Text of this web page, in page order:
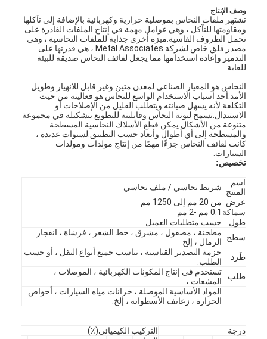
وصف الإنتاج
تشتهر ملفات النحاس بموصلية حرارية وكهربائية بالإضافة إلى تآكلها
ومقاومتها للتآكل ، وهي عوامل مهمة في إنتاج الملفات القادرة على
تحمل الظروف القاسية.ميزة أخرى جذابة للملفات النحاسية ، وهي
مصدر قلق خاص لشركة Metal Associates ، هي قدرتها على
التدمير وإعادة استخدامها مما يجعل لفائف النحاس صديقة للبيئة
للغاية.
النحاس هو المعيار الصناعي لمعدن متين وغير قابل للانهيار وطويل
الأمد.أحد أسباب الاستخدام الواسع للنحاس هو فعاليته من حيث
التكلفة لأنه يسهل صيانته ويتطلب القليل من الإصلاحات أو
الاستبدال.تسمح ليونة النحاس وقابليته للتطويع بتشكيله في مجموعة
متنوعة من الأشكال.يمكن قطع الأسلاك النحاسية المسطحة
والمسطحة إلى أي أطوال وأبعاد حسب التطبيق.لسنوات عديدة ،
كانت لفائف النحاس جزءًا مهمًا من إنتاج مولدات ومولدات
السيارات.
تخصيص:
اسم
المنتج شريط نحاسي / ملف نحاسي
عرض من 20 مم إلى 1250 مم
سماكة 0.1 مم -2 مم
طول
حسب متطلبات العميل
سطح
مطحنة ، مصقول ، مشرق ، خط الشعر ، فرشاة ، انفجار
الرمال ، إلخ
طَرد
حزمة التصدير القياسية ، تناسب جميع أنواع النقل ، أو حسب
الطلب.
طلب
تستخدم في إنتاج المكونات الكهربائية ، الموصلات ،
المشعات ،
المواد الأساسية الموصلة ، خزانات مياه السيارات ، أحواض
الحرارة ، زعانف الأسطوانة ، إلخ.
درجة
التركيب الكيميائي(٪)